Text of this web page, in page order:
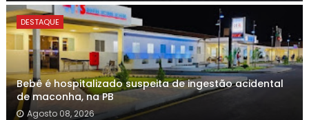
DESTAQUE
Bebê é hospitalizado suspeita de ingestão acidental
de maconha, na PB
Agosto 08, 2026